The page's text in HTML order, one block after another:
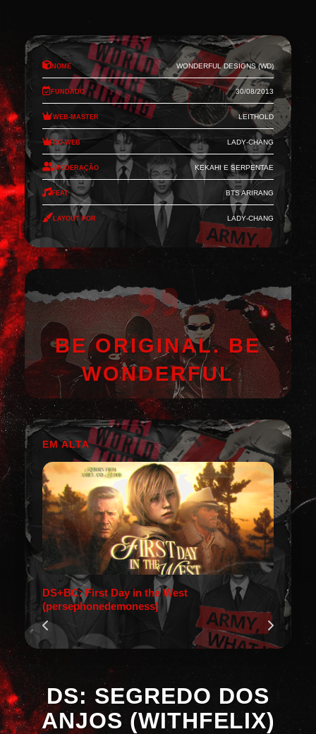
Nome Wonderful Designs (WD)
Fundado 30/08/2013
Web-Master Leithold
Co-Web Lady-Chang
Moderação Kekahi e Serpentae
Feat BTS Arirang
Layout por Lady-Chang
BE ORIGINAL. BE
WONDERFUL
EM ALTA
DS+BC: First Day in the West
(persephonedemoness)
DS: SEGREDO DOS
ANJOS (WITHFELIX)